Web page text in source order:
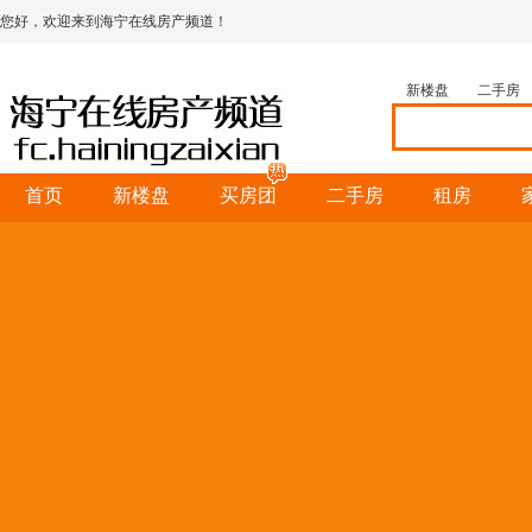
您好，欢迎来到海宁在线房产频道！
新楼盘 二手房
首页 新楼盘 买房团 二手房 租房